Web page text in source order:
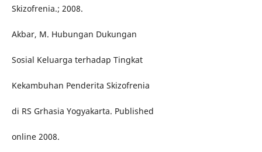
Skizofrenia.; 2008.
Akbar, M. Hubungan Dukungan
Sosial Keluarga terhadap Tingkat
Kekambuhan Penderita Skizofrenia
di RS Grhasia Yogyakarta. Published
online 2008.